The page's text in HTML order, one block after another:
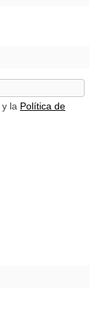
y la Política de